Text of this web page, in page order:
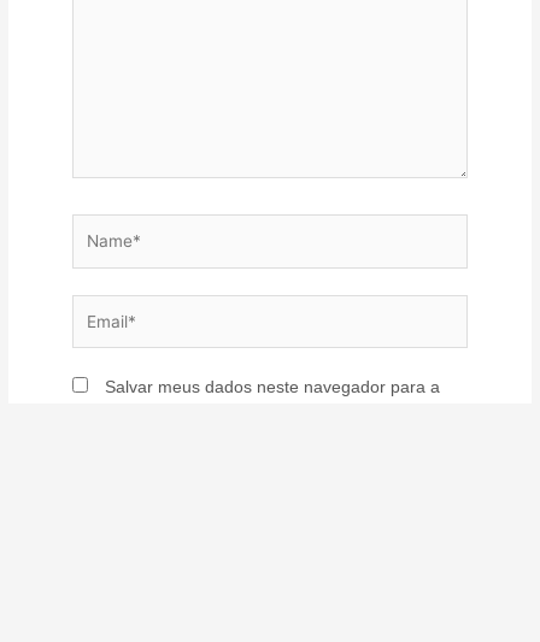
Salvar meus dados neste navegador para a